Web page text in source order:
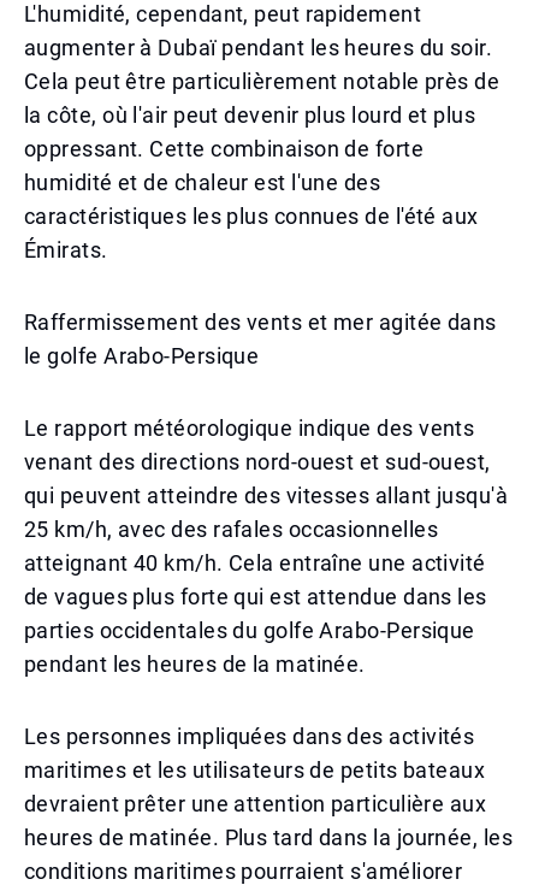
L'humidité, cependant, peut rapidement
augmenter à Dubaï pendant les heures du soir.
Cela peut être particulièrement notable près de
la côte, où l'air peut devenir plus lourd et plus
oppressant. Cette combinaison de forte
humidité et de chaleur est l'une des
caractéristiques les plus connues de l'été aux
Émirats.
Raffermissement des vents et mer agitée dans
le golfe Arabo-Persique
Le rapport météorologique indique des vents
venant des directions nord-ouest et sud-ouest,
qui peuvent atteindre des vitesses allant jusqu'à
25 km/h, avec des rafales occasionnelles
atteignant 40 km/h. Cela entraîne une activité
de vagues plus forte qui est attendue dans les
parties occidentales du golfe Arabo-Persique
pendant les heures de la matinée.
Les personnes impliquées dans des activités
maritimes et les utilisateurs de petits bateaux
devraient prêter une attention particulière aux
heures de matinée. Plus tard dans la journée, les
conditions maritimes pourraient s'améliorer